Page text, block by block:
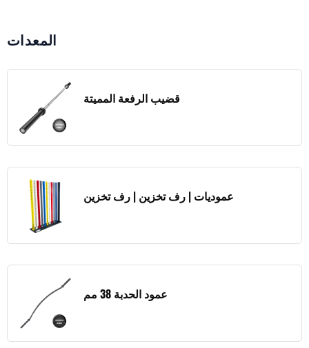
المعدات
قضيب الرفعة المميتة
عموديات | رف تخزين | رف تخزين
عمود الحدبة 38 مم